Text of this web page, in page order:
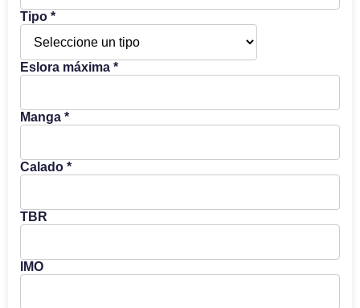
Tipo *
Eslora máxima *
Manga *
Calado *
TBR
IMO